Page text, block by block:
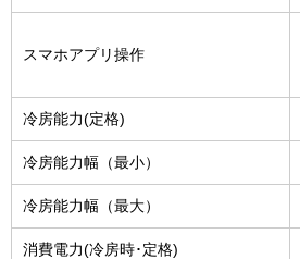
スマホアプリ操作
冷房能力(定格)
冷房能力幅（最小）
冷房能力幅（最大）
消費電力(冷房時･定格)